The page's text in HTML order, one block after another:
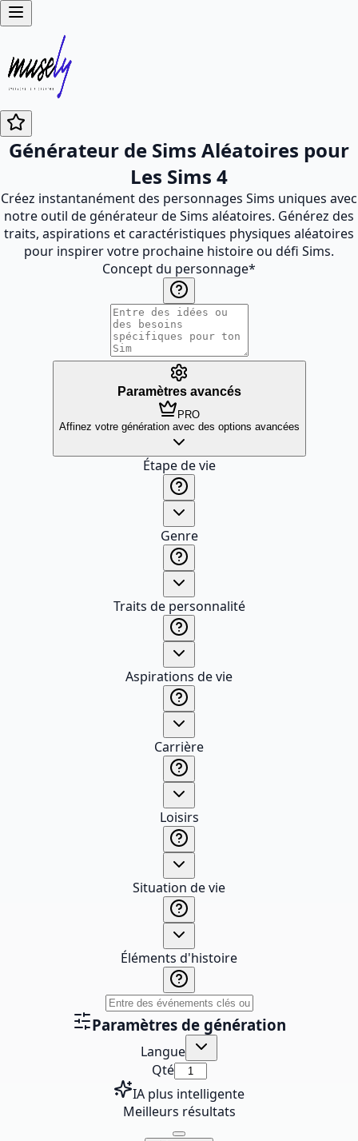
Générateur de Sims Aléatoires pour
Les Sims 4
Créez instantanément des personnages Sims uniques avec
notre outil de générateur de Sims aléatoires. Générez des
traits, aspirations et caractéristiques physiques aléatoires
pour inspirer votre prochaine histoire ou défi Sims.
Concept du personnage*
Paramètres avancés
PRO
Affinez votre génération avec des options avancées
Étape de vie
Genre
Traits de personnalité
Aspirations de vie
Carrière
Loisirs
Situation de vie
Éléments d'histoire
Paramètres de génération
Langue
Qté
IA plus intelligente
Meilleurs résultats